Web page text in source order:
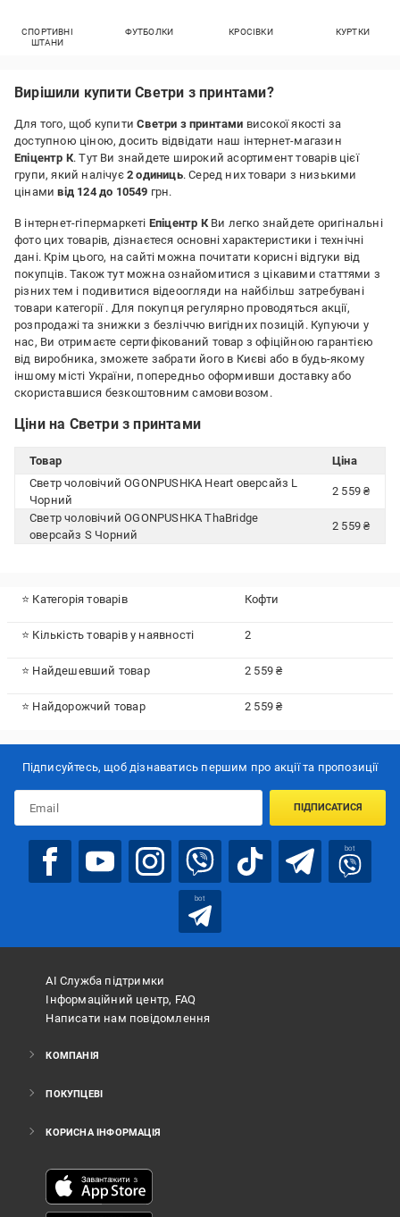
СПОРТИВНІ
ШТАНИ
ФУТБОЛКИ КРОСІВКИ КУРТКИ
Вирішили купити Светри з принтами?
Для того, щоб купитиСветри з принтами високої якості за
доступною ціною, досить відвідати наш інтернет-магазин
Епіцентр К. Тут Ви знайдете широкий асортимент товарів цієї
групи, який налічує 2 одиниць. Серед них товари з низькими
цінамивід 124 до 10549 грн.
В інтернет-гіпермаркеті Епіцентр КВи легко знайдете оригінальні
фото цих товарів, дізнаєтеся основні характеристики і технічні
дані. Крім цього, на сайті можна почитати корисні відгуки від
покупців. Також тут можна ознайомитися з цікавими статтями з
різних тем і подивитися відеоогляди на найбільш затребувані
товари категорії . Для покупця регулярно проводяться акції,
розпродажі та знижки з безліччю вигідних позицій. Купуючи у
нас, Ви отримаєте сертифікований товар з офіційною гарантією
від виробника, зможете забрати його в Києві або в будь-якому
іншому місті України, попередньо оформивши доставку або
скориставшися безкоштовним самовивозом.
Ціни на Светри з принтами
Товар
Ціна
Светр чоловічий OGONPUSHKA Heart оверсайз L
Чорний
2 559 ₴
Светр чоловічий OGONPUSHKA ThaBridge
оверсайз S Чорний
2 559 ₴
⭐ Категорія товарів Кофти
⭐ Кількість товарів у наявності 2
⭐ Найдешевший товар 2 559 ₴
⭐ Найдорожчий товар 2 559 ₴
Підписуйтесь, щоб дізнаватись першим про акції та пропозиції
ПІДПИСАТИСЯ
bot
bot
АІ Служба підтримки
Інформаційний центр, FAQ
Написати нам повідомлення
КОМПАНІЯ
ПОКУПЦЕВІ
КОРИСНА ІНФОРМАЦІЯ